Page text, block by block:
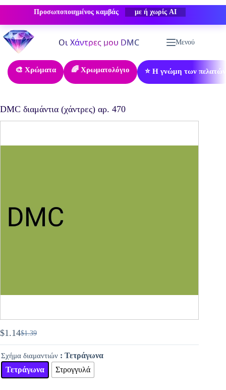
Προσωποποιημένος καμβάς -50% ΕΚΠΤΩΣΗ
Μετάβαση
στο
περιεχόμενο
Μενού
🎨 Χρώματα 🌈 Χρωματολόγιο ⭐ Η γνώμη των πελατών
DMC διαμάντια (χάντρες) αρ. 470
$1.39
Original
price
was:
$1.39.
$1.14Η
τρέχουσα
τιμή
είναι:
$1.14.
Σχήμα διαμαντιών : Τετράγωνα
Τετράγωνα
Στρογγυλά